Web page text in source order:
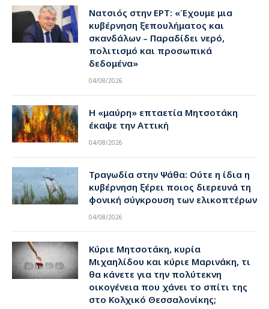
Νατσιός στην ΕΡΤ: «Έχουμε μια
κυβέρνηση ξεπουλήματος και
σκανδάλων – Παραδίδει νερό,
πολιτισμό και προσωπικά
δεδομένα»
04/08/2026
Η «μαύρη» επταετία Μητσοτάκη
έκαψε την Αττική
04/08/2026
Τραγωδία στην Ψάθα: Ούτε η ίδια η
κυβέρνηση ξέρει ποιος διερευνά τη
φονική σύγκρουση των ελικοπτέρων
04/08/2026
Κύριε Μητσοτάκη, κυρία
Μιχαηλίδου και κύριε Μαρινάκη, τι
θα κάνετε για την πολύτεκνη
οικογένεια που χάνει το σπίτι της
στο Κολχικό Θεσσαλονίκης;